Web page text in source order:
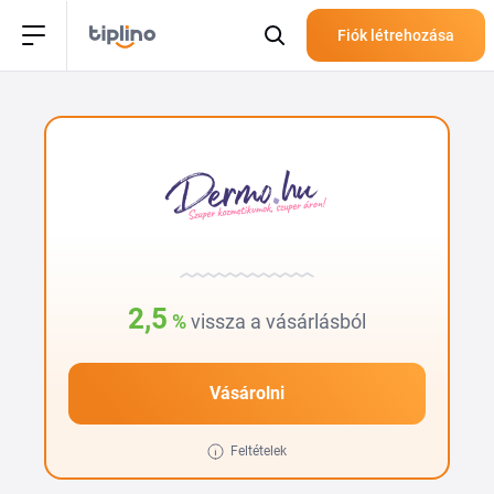
Fiók létrehozása
2,5 %vissza a vásárlásból
Vásárolni
Feltételek